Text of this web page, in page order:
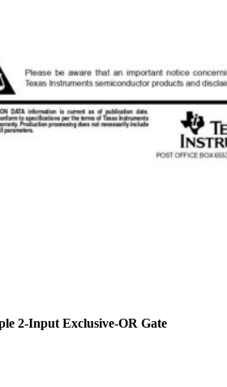
2-Input Exclusive-OR Gate